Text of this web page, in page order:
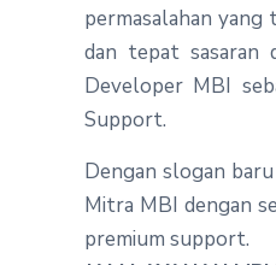
permasalahan
dan tepat sasaran
Developer MBI
Support.
Dengan slogan
Mitra MBI dengan
premium support.